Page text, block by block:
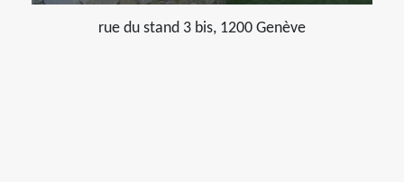
rue du stand 3 bis, 1200 Genève